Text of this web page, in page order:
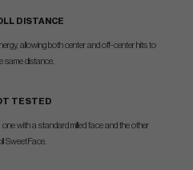
DISTANCE
allowing both center and off-center hits to
same distance.
TESTED
with a standard milled face and the other
SweetFace.